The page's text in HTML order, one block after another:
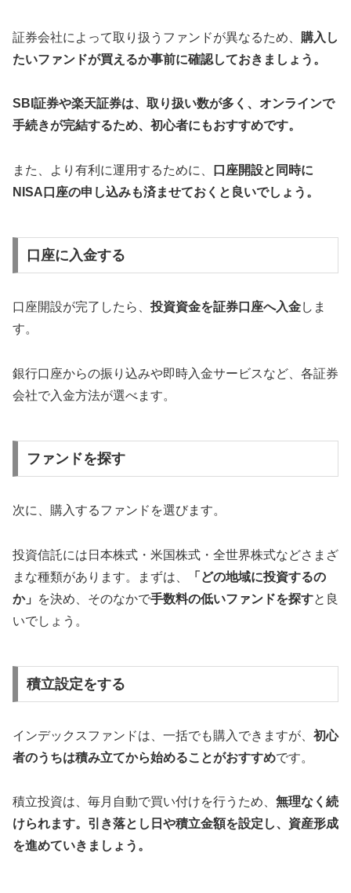
証券会社によって取り扱うファンドが異なるため、 購入し
たいファンドが買えるか事前に確認しておきましょう。
SBI証券や楽天証券は、取り扱い数が多く、オンラインで
手続きが完結するため、初心者にもおすすめです。
また、より有利に運用するために、
口座開設と同時に
NISA口座の申し込みも済ませておくと良いでしょう。
口座に入金する
口座開設が完了したら、 投資資金を証券口座へ入金しま
す。
銀行口座からの振り込みや即時入金サービスなど、各証券
会社で入金方法が選べます。
ファンドを探す
次に、購入するファンドを選びます。
投資信託には日本株式・米国株式・全世界株式などさまざ
まな種類があります。まずは、
「どの地域に投資するの
か」
を決め、そのなかで手数料の低いファンドを探すと良
いでしょう。
積立設定をする
インデックスファンドは、一括でも購入できますが、 初心
者のうちは積み立てから始めることがおすすめです。
積立投資は、毎月自動で買い付けを行うため、 無理なく続
けられます。引き落とし日や積立金額を設定し、資産形成
を進めていきましょう。